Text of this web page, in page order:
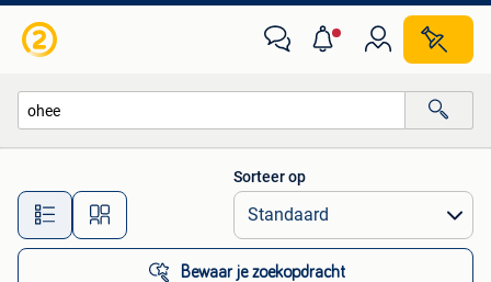
Alle afstanden…
Sorteer op
Bewaar je zoekopdracht